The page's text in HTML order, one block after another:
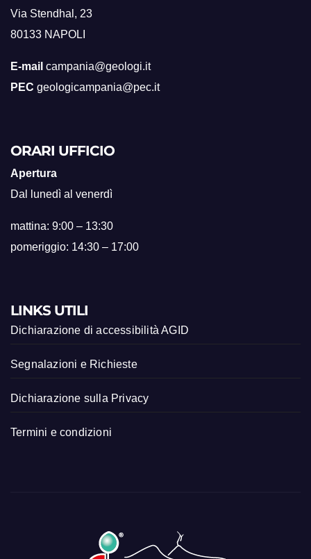
Via Stendhal, 23
80133 NAPOLI
E-mail campania@geologi.it
PEC geologicampania@pec.it
ORARI UFFICIO
Apertura
Dal lunedì al venerdì
mattina: 9:00 – 13:30
pomeriggio: 14:30 – 17:00
LINKS UTILI
Dichiarazione di accessibilità AGID
Segnalazioni e Richieste
Dichiarazione sulla Privacy
Termini e condizioni